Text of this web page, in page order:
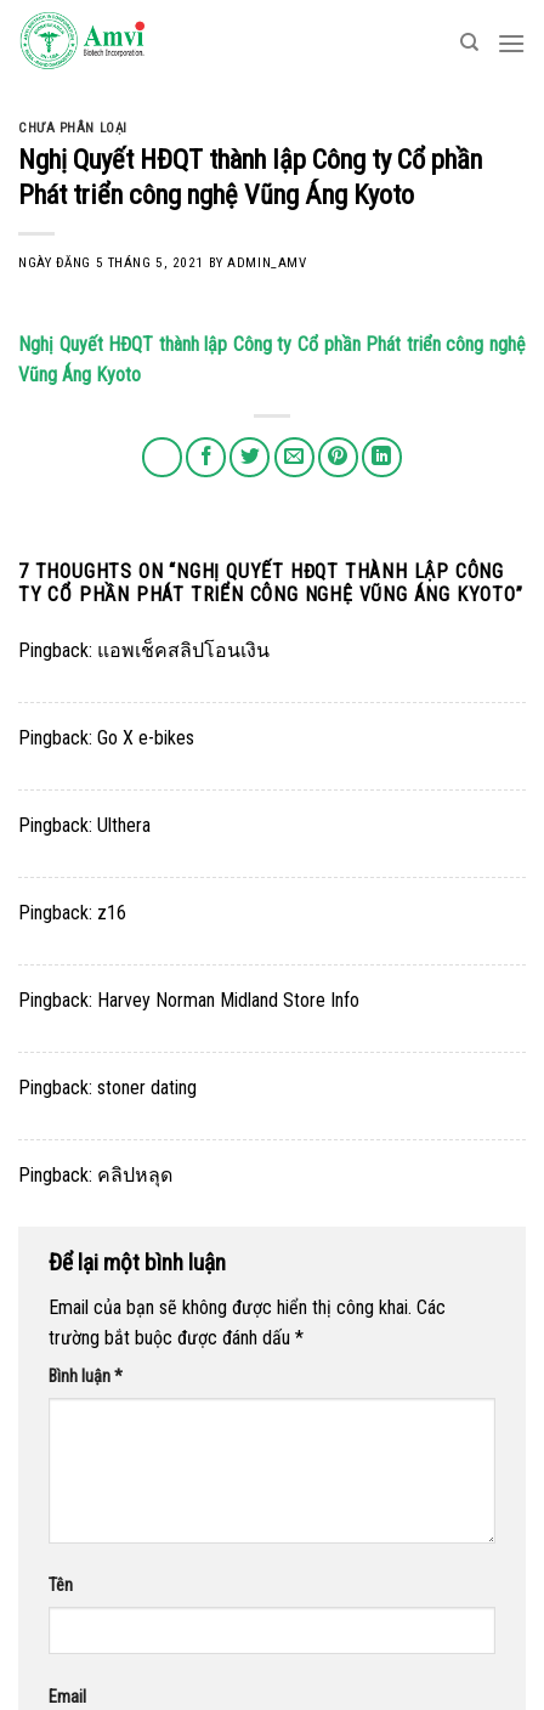
Skip
content
CHƯA PHÂN LOẠI
Nghị Quyết HĐQT thành lập Công ty Cổ phần
Phát triển công nghệ Vũng Áng Kyoto
NGÀY ĐĂNG 5 THÁNG 5, 2021 BYADMIN_AMV
Nghị Quyết HĐQT thành lập Công ty Cổ phần Phát triển công nghệ
Vũng Áng Kyoto
7 THOUGHTS ON “NGHỊ QUYẾT HĐQT THÀNH LẬP CÔNG
TY CỔ PHẦN PHÁT TRIỂN CÔNG NGHỆ VŨNG ÁNG KYOTO”
Pingback: แอพเช็คสลิปโอนเงิน
Pingback: Go X e-bikes
Pingback: Ulthera
Pingback: z16
Pingback: Harvey Norman Midland Store Info
Pingback: stoner dating
Pingback: คลิปหลุด
Để lại một bình luận
Email của bạn sẽ không được hiển thị công khai. Các
trường bắt buộc được đánh dấu *
Bình luận*
Tên
Email